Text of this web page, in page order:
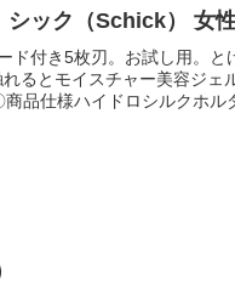
【まとめ買い】ハイドロシ
付き5枚刃。お試し用。と
るとモイスチャー美容ジェ
品仕様ハイドロシルクホル